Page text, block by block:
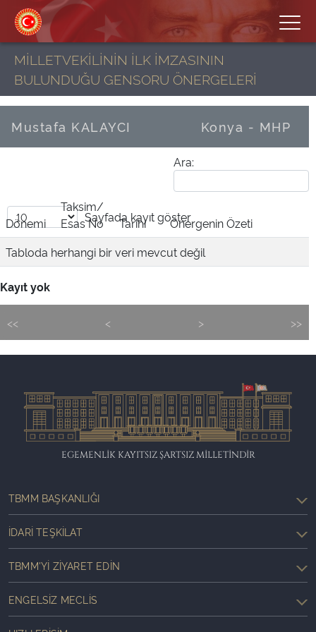
MİLLETVEKİLİNİN İLK İMZASININ
BULUNDUĞU GENSORU ÖNERGELERİ
Mustafa KALAYCI Konya - MHP
Ara:
Sayfada kayıt göster
Dönemi
Taksim/
Esas No
Tarihi
Önergenin Özeti
Tabloda herhangi bir veri mevcut değil
Kayıt yok
<< < > >>
EGEMENLİK KAYITSIZ ŞARTSIZ MİLLETİNDİR
TBMM BAŞKANLIĞI
İDARI TEŞKILAT
TBMM'YI ZIYARET EDIN
ENGELSIZ MECLIS